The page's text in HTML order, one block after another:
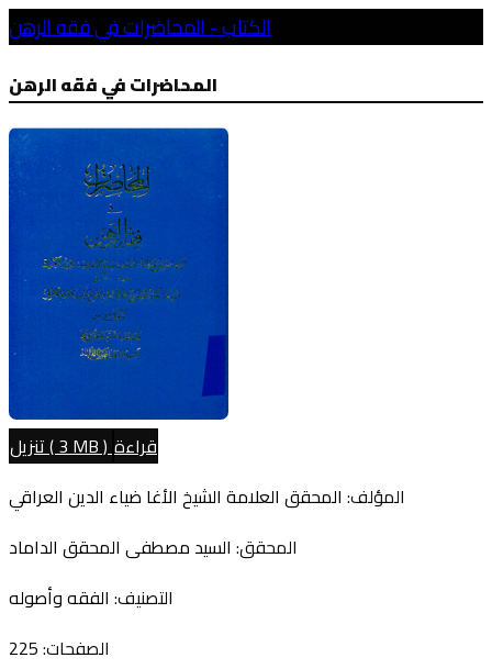
الكتاب - المحاضرات في فقه الرهن
المحاضرات في فقه الرهن
تنزيل ( 3 MB )قراءة
المؤلف: المحقق العلامة الشيخ الأغا ضياء الدين العراقي
المحقق: السيد مصطفى المحقق الداماد
التصنيف: الفقه وأصوله
الصفحات:225